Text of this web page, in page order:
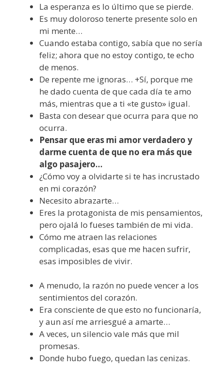
La esperanza es lo último que se pierde.
Es muy doloroso tenerte presente solo en
mi mente…
Cuando estaba contigo, sabía que no sería
feliz; ahora que no estoy contigo, te echo
de menos.
De repente me ignoras… +Sí, porque me
he dado cuenta de que cada día te amo
más, mientras que a ti «te gusto» igual.
Basta con desear que ocurra para que no
ocurra.
Pensar que eras mi amor verdadero y
darme cuenta de que no era más que
algo pasajero…
¿Cómo voy a olvidarte si te has incrustado
en mi corazón?
Necesito abrazarte…
Eres la protagonista de mis pensamientos,
pero ojalá lo fueses también de mi vida.
Cómo me atraen las relaciones
complicadas, esas que me hacen sufrir,
esas imposibles de vivir.
A menudo, la razón no puede vencer a los
sentimientos del corazón.
Era consciente de que esto no funcionaría,
y aun así me arriesgué a amarte…
A veces, un silencio vale más que mil
promesas.
Donde hubo fuego, quedan las cenizas.